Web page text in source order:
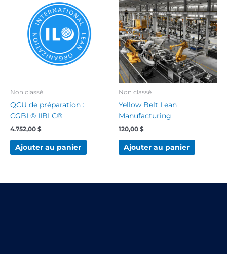
Non classé
QCU de préparation :
CGBL® IIBLC®
4.752,00 $
Ajouter au panier
Non classé
Yellow Belt Lean
Manufacturing
120,00 $
Ajouter au panier